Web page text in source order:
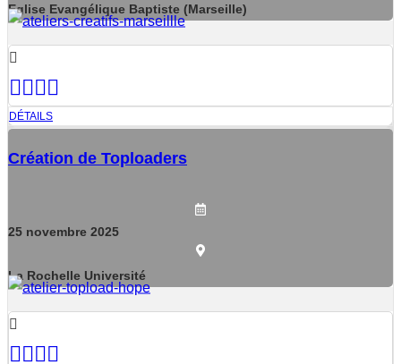
Eglise Evangélique Baptiste (Marseille)
DÉTAILS
Création de Toploaders
25 novembre 2025
La Rochelle Université